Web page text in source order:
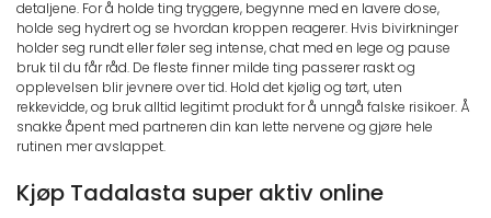
detaljene. For å holde ting tryggere, begynne med en lavere dose,
holde seg hydrert og se hvordan kroppen reagerer. Hvis bivirkninger
holder seg rundt eller føler seg intense, chat med en lege og pause
bruk til du får råd. De fleste finner milde ting passerer raskt og
opplevelsen blir jevnere over tid. Hold det kjølig og tørt, uten
rekkevidde, og bruk alltid legitimt produkt for å unngå falske risikoer. Å
snakke åpent med partneren din kan lette nervene og gjøre hele
rutinen mer avslappet.
Kjøp Tadalasta super aktiv online